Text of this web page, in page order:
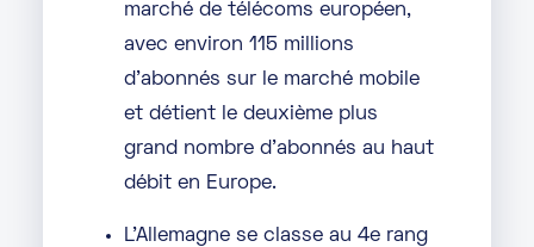
marché de télécoms européen,
avec environ 115 millions
d’abonnés sur le marché mobile
et détient le deuxième plus
grand nombre d’abonnés au haut
débit en Europe.
L’Allemagne se classe au 4e rang